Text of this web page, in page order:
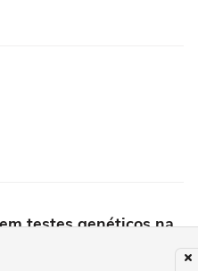
testes genéticos na